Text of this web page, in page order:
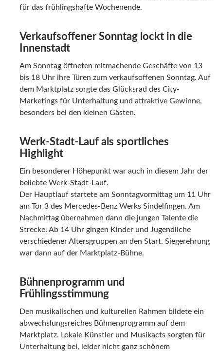
für das frühlingshafte Wochenende.
Verkaufsoffener Sonntag lockt in die
Innenstadt
Am Sonntag öffneten mitmachende Geschäfte von 13
bis 18 Uhr ihre Türen zum verkaufsoffenen Sonntag. Auf
dem Marktplatz sorgte das Glücksrad des City-
Marketings für Unterhaltung und attraktive Gewinne,
besonders bei den kleinen Gästen.
Werk-Stadt-Lauf als sportliches
Highlight
Ein besonderer Höhepunkt war auch in diesem Jahr der
beliebte Werk-Stadt-Lauf.
Der Hauptlauf startete am Sonntagvormittag um 11 Uhr
am Tor 3 des Mercedes-Benz Werks Sindelfingen. Am
Nachmittag übernahmen dann die jungen Talente die
Strecke. Ab 14 Uhr gingen Kinder und Jugendliche
verschiedener Altersgruppen an den Start. Siegerehrung
war dann auf der Marktplatz-Bühne.
Bühnenprogramm und
Frühlingsstimmung
Den musikalischen und kulturellen Rahmen bildete ein
abwechslungsreiches Bühnenprogramm auf dem
Marktplatz. Lokale Künstler und Musikacts sorgten für
Unterhaltung bei, leider nicht ganz schönem